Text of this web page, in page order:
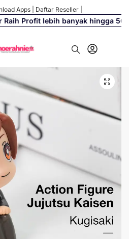
Apps Daftar Reseller
Profit lebih banyak hingga 500%